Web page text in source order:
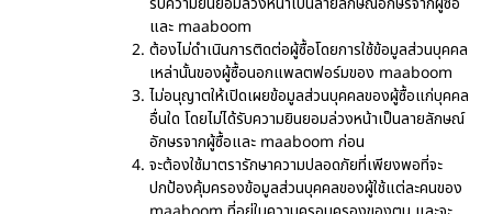
และ maaboom
ต้องไม่ดำเนินการติดต่อผู้ซื้อโดยการใช้ข้อมูลส่วนบุคคล
เหล่านั้นของผู้ซื้อนอกแพลตฟอร์มของ maaboom
ไม่อนุญาตให้เปิดเผยข้อมูลส่วนบุคคลของผู้ซื้อแก่บุคคล
อื่นใด โดยไม่ได้รับความยินยอมล่วงหน้าเป็นลายลักษณ์
อักษรจากผู้ซื้อและ maaboom ก่อน
จะต้องใช้มาตรารักษาความปลอดภัยที่เพียงพอที่จะ
ปกป้องคุ้มครองข้อมูลส่วนบุคคลของผู้ใช้แต่ละคนของ